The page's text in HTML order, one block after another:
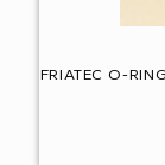
FRIATEC O-